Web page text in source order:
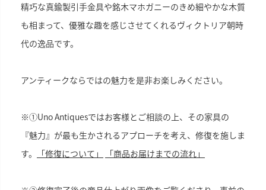
精巧な真鍮製引手金具や銘木マホガニーのきめ細やかな木質
も相まって、優雅な趣を感じさせてくれるヴィクトリア朝時
代の逸品です。
アンティークならではの魅力を是非お楽しみください。
※①Uno Antiquesではお客様とご相談の上、その家具の
『魅力』が最も生かされるアプローチを考え、修復を施しま
す。
「修復について」 「商品お届けまでの流れ」